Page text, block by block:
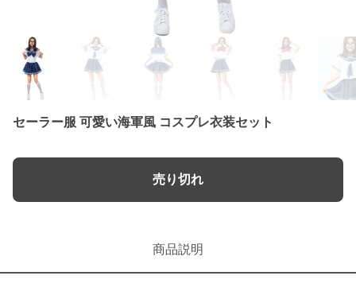
セーラー服 可愛い海軍風 コスプレ衣装セット
売り切れ
商品説明